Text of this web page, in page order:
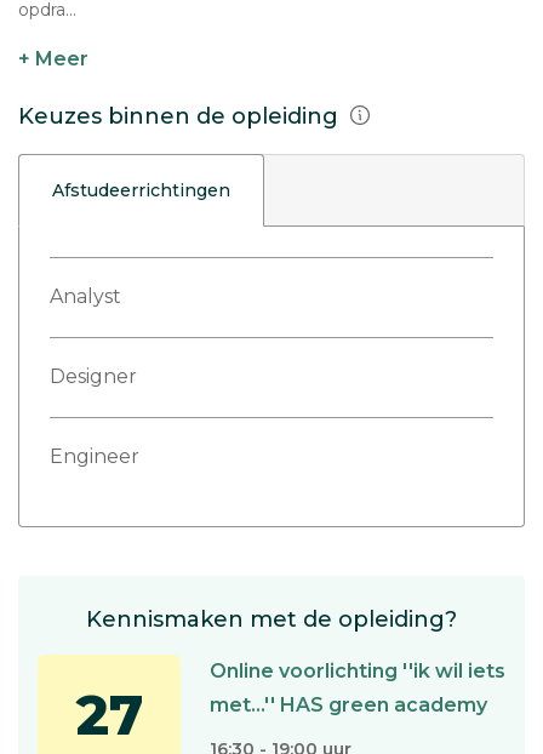
opdra...
+ Meer
Keuzes binnen de opleiding
Afstudeerrichtingen
Analyst
Designer
Engineer
Kennismaken met de opleiding?
27
Online voorlichting ''ik wil iets
met...'' HAS green academy
16:30 - 19:00 uur